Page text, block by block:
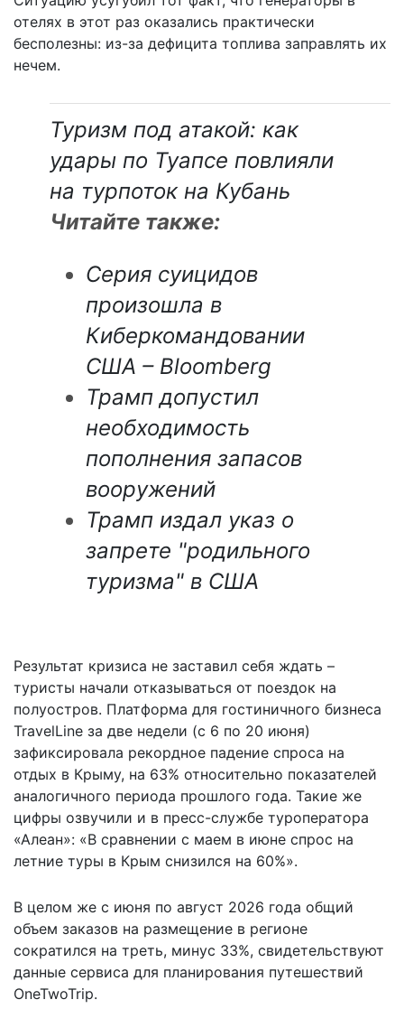
отелях в этот раз оказались практически
бесполезны: из-за дефицита топлива заправлять их
нечем.
Туризм под атакой: как
удары по Туапсе повлияли
на турпоток на Кубань
Читайте также:
Серия суицидов
произошла в
Киберкомандовании
США – Bloomberg
Трамп допустил
необходимость
пополнения запасов
вооружений
Трамп издал указ о
запрете "родильного
туризма" в США
Результат кризиса не заставил себя ждать –
туристы начали отказываться от поездок на
полуостров. Платформа для гостиничного бизнеса
TravelLine за две недели (с 6 по 20 июня)
зафиксировала рекордное падение спроса на
отдых в Крыму, на 63% относительно показателей
аналогичного периода прошлого года. Такие же
цифры озвучили и в пресс-службе туроператора
«Алеан»: «В сравнении с маем в июне спрос на
летние туры в Крым снизился на 60%».
В целом же с июня по август 2026 года общий
объем заказов на размещение в регионе
сократился на треть, минус 33%, свидетельствуют
данные сервиса для планирования путешествий
OneTwoTrip.